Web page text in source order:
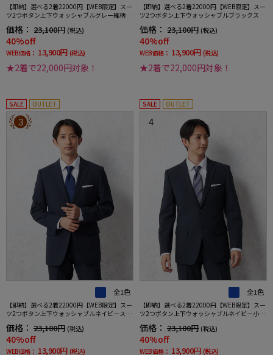
【即納】選べる2着22000円【WEB限定】スー
ツ2つボタン上下ウォッシャブルグレー織柄無
地3シーズン対応
価格： 23,100円 (税込)
40%off
WEB価格： 13,900円 (税込)
★2着で22,000円対象！
【即納】選べる2着22000円【WEB限定】スー
ツ2つボタン上下ウォッシャブルブラックスト
ライプ3シーズン対応
価格： 23,100円 (税込)
40%off
WEB価格： 13,900円 (税込)
★2着で22,000円対象！
SALE OUTLET
3
全1色
【即納】選べる2着22000円【WEB限定】スー
ツ2つボタン上下ウォッシャブルネイビースト
ライプ3シーズン対応
価格： 23,100円 (税込)
40%off
WEB価格： 13,900円 (税込)
SALE OUTLET
4
全1色
【即納】選べる2着22000円【WEB限定】スー
ツ2つボタン上下ウォッシャブルネイビー小柄
3シーズン対応
価格： 23,100円 (税込)
40%off
WEB価格： 13,900円 (税込)